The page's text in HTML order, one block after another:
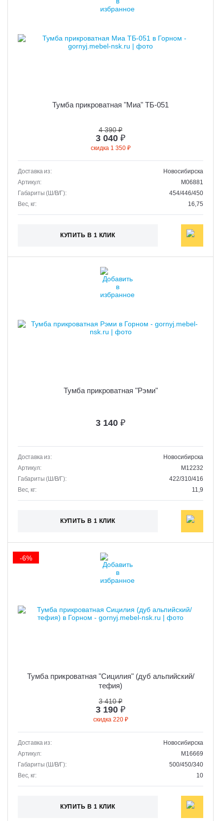
Тумба прикроватная "Миа" ТБ-051
4 390 ₽
3 040 ₽
скидка 1 350 ₽
Доставка из:
Новосибирска
Артикул:
M06881
Габариты (Ш/В/Г):
454/446/450
Вес, кг:
16,75
КУПИТЬ В 1 КЛИК
Тумба прикроватная "Рэми"
3 140 ₽
Доставка из:
Новосибирска
Артикул:
M12232
Габариты (Ш/В/Г):
422/310/416
Вес, кг:
11,9
КУПИТЬ В 1 КЛИК
Тумба прикроватная "Сицилия" (дуб альпийский/
тефия)
3 410 ₽
3 190 ₽
скидка 220 ₽
Доставка из:
Новосибирска
Артикул:
M16669
Габариты (Ш/В/Г):
500/450/340
Вес, кг:
10
КУПИТЬ В 1 КЛИК
-6%